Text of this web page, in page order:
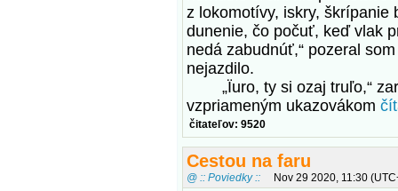
z lokomotívy, iskry, škrípanie
dunenie, čo počuť, keď vlak
nedá zabudnúť,“ pozeral
nejazdilo.
„Ïuro, ty si ozaj truľo,“
vzpriameným ukazovákom
čitateľov: 9520
Cestou na faru
@ :: Poviedky :: Nov 29 2020, 11:30